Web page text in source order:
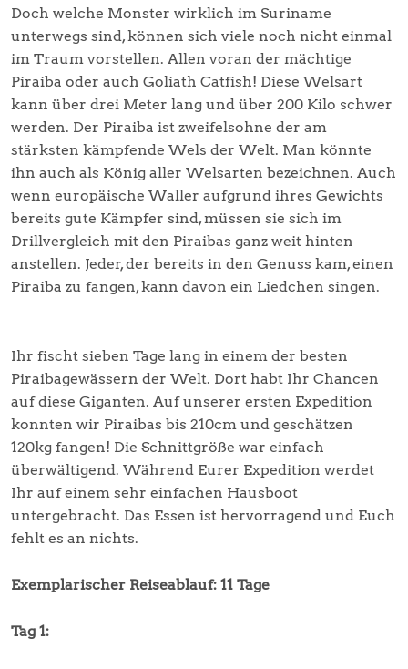
Doch welche Monster wirklich im Suriname
unterwegs sind, können sich viele noch nicht einmal
im Traum vorstellen. Allen voran der mächtige
Piraiba oder auch Goliath Catfish! Diese Welsart
kann über drei Meter lang und über 200 Kilo schwer
werden. Der Piraiba ist zweifelsohne der am
stärksten kämpfende Wels der Welt. Man könnte
ihn auch als König aller Welsarten bezeichnen. Auch
wenn europäische Waller aufgrund ihres Gewichts
bereits gute Kämpfer sind, müssen sie sich im
Drillvergleich mit den Piraibas ganz weit hinten
anstellen. Jeder, der bereits in den Genuss kam, einen
Piraiba zu fangen, kann davon ein Liedchen singen.
Ihr fischt sieben Tage lang in einem der besten
Piraibagewässern der Welt. Dort habt Ihr Chancen
auf diese Giganten. Auf unserer ersten Expedition
konnten wir Piraibas bis 210cm und geschätzen
120kg fangen! Die Schnittgröße war einfach
überwältigend. Während Eurer Expedition werdet
Ihr auf einem sehr einfachen Hausboot
untergebracht. Das Essen ist hervorragend und Euch
fehlt es an nichts.
Exemplarischer Reiseablauf: 11 Tage
Tag 1: